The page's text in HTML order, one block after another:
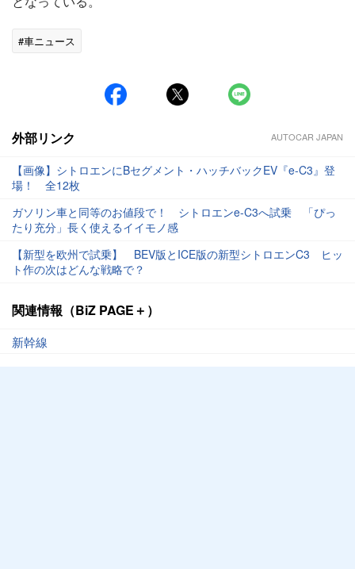
#車ニュース
外部リンク AUTOCAR JAPAN
【画像】シトロエンにBセグメント・ハッチバックEV『e-C3』登
場！ 全12枚
ガソリン車と同等のお値段で！ シトロエンe-C3へ試乗 「ぴっ
たり充分」長く使えるイイモノ感
【新型を欧州で試乗】 BEV版とICE版の新型シトロエンC3 ヒッ
ト作の次はどんな戦略で？
関連情報（BiZ PAGE＋）
新幹線